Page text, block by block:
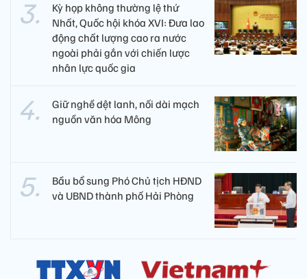
Kỳ họp không thường lệ thứ
Nhất, Quốc hội khóa XVI: Đưa lao
động chất lượng cao ra nước
ngoài phải gắn với chiến lược
nhân lực quốc gia
Giữ nghề dệt lanh, nối dài mạch
nguồn văn hóa Mông
Bầu bổ sung Phó Chủ tịch HĐND
và UBND thành phố Hải Phòng